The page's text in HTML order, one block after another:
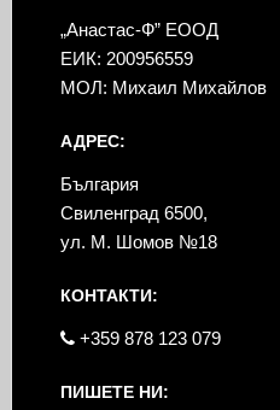
„Анастас-Ф” ЕООД
ЕИК: 200956559
МОЛ: Михаил Михайлов
АДРЕС:
България
Свиленград 6500,
ул. М. Шомов №18
КОНТАКТИ:
+359 878 123 079
ПИШЕТЕ НИ: